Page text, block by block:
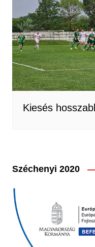
Kiesés
Széchenyi 2020